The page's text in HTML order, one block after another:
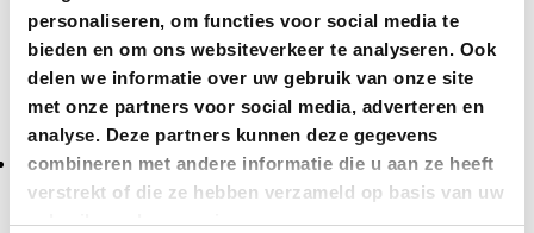
personaliseren, om functies voor social media te
bieden en om ons websiteverkeer te analyseren. Ook
delen we informatie over uw gebruik van onze site
met onze partners voor social media, adverteren en
analyse. Deze partners kunnen deze gegevens
combineren met andere informatie die u aan ze heeft
verstrekt of die ze hebben verzameld op basis van uw
gebruik van hun services.
2011
HTC Advies And Atir Move